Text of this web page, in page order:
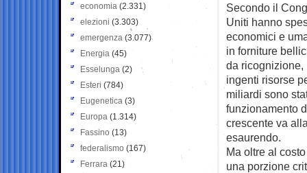
Secondo il
Uniti hanno
economici e
in forniture
da ricognizione,
ingenti risorse
miliardi sono
funzionamento
crescente va
esaurendo.
Ma oltre al
una porzione
economia (2.331)
elezioni (3.303)
emergenza (3.077)
Energia (45)
Esselunga (2)
Esteri (784)
Eugenetica (3)
Europa (1.314)
Fassino (13)
federalismo (167)
Ferrara (21)